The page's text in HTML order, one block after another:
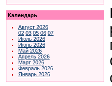
Календарь
Август 2026
02 03 05 06 07
Июль 2026
Июнь 2026
Май 2026
Апрель 2026
Март 2026
Февраль 2026
Январь 2026